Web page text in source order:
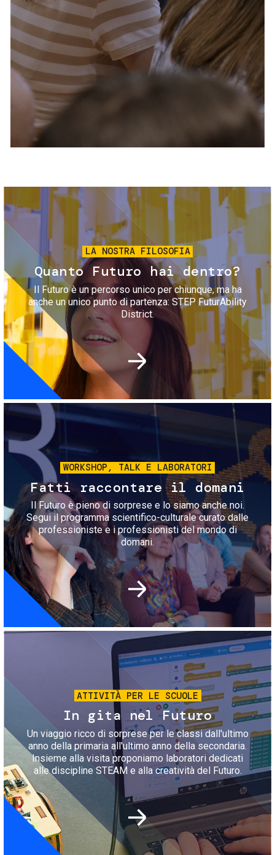
Servizi e accessibilità
Contatti
FAQ
Biglietti
Immagine
LA NOSTRA FILOSOFIA
Quanto Futuro hai dentro?
Il Futuro è un percorso unico per chiunque, ma ha
anche un unico punto di partenza: STEP FuturAbility
District.
Immagine
WORKSHOP, TALK E LABORATORI
Fatti raccontare il domani
Il Futuro è pieno di sorprese e lo siamo anche noi.
Segui il programma scientifico-culturale curato dalle
professioniste e i professionisti del mondo di
domani.
Immagine
ATTIVITÀ PER LE SCUOLE
In gita nel Futuro
Un viaggio ricco di sorprese per le classi dall'ultimo
anno della primaria all'ultimo anno della secondaria.
Insieme alla visita proponiamo laboratori dedicati
alle discipline STEAM e alla creatività del Futuro.